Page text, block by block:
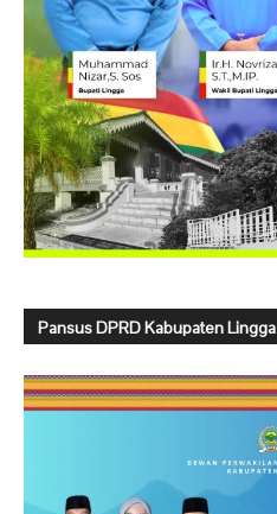
Pansus DPRD Kabupaten Lingga